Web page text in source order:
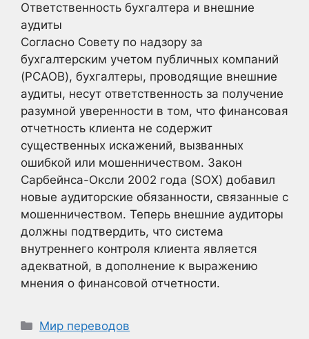
Ответственность бухгалтера и внешние
аудиты
Согласно Совету по надзору за
бухгалтерским учетом публичных компаний
(PCAOB), бухгалтеры, проводящие внешние
аудиты, несут ответственность за получение
разумной уверенности в том, что финансовая
отчетность клиента не содержит
существенных искажений, вызванных
ошибкой или мошенничеством. Закон
Сарбейнса-Оксли 2002 года (SOX) добавил
новые аудиторские обязанности, связанные с
мошенничеством. Теперь внешние аудиторы
должны подтвердить, что система
внутреннего контроля клиента является
адекватной, в дополнение к выражению
мнения о финансовой отчетности.
Рубрики
Мир переводов